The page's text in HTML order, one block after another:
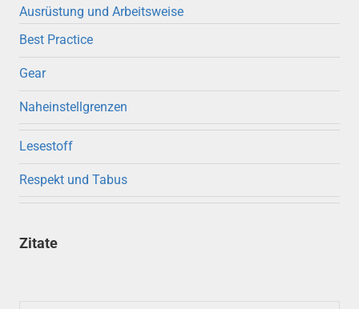
Ausrüstung und Arbeitsweise
Best Practice
Gear
Naheinstellgrenzen
Lesestoff
Respekt und Tabus
Zitate